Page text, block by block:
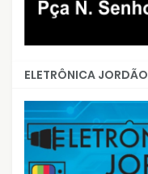
ELETRÔNICA JORDÃO